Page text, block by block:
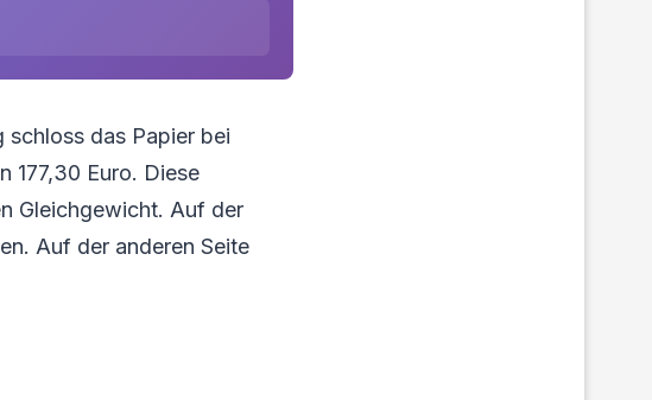
schloss das Papier bei
177,30 Euro. Diese
Gleichgewicht. Auf der
Auf der anderen Seite